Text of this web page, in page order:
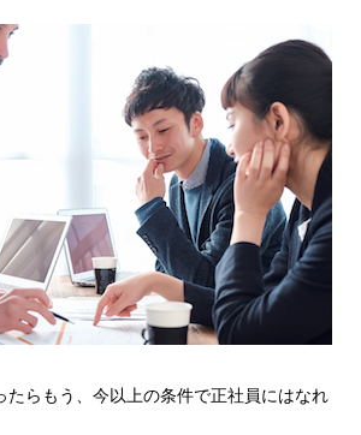
たらもう、今以上の条件で正社員にはなれ